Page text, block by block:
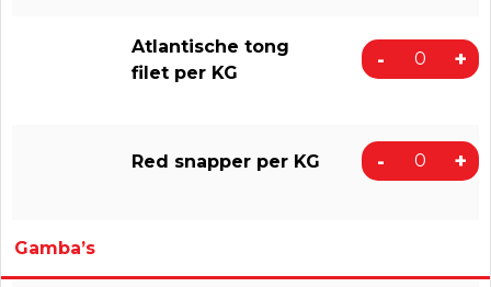
Atlantische tong
filet per KG
- +
Red snapper per KG - +
Gamba’s